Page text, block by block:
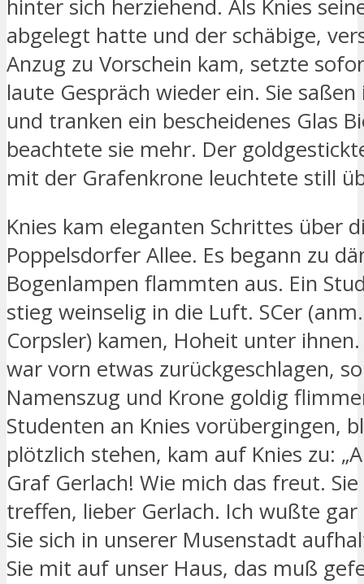
hinter sich herziehend. Als Knies
abgelegt hatte und der schäbige,
Anzug zu Vorschein kam, setzte
laute Gespräch wieder ein. Sie saßen
und tranken ein bescheidenes Glas
beachtete sie mehr. Der
mit der Grafenkrone leuchtete still
Knies kam eleganten Schrittes über
Poppelsdorfer Allee. Es begann zu
Bogenlampen flammten aus. Ein
stieg weinselig in die Luft. SCer
Corpsler) kamen, Hoheit unter
war vorn etwas zurückgeschlagen,
Namenszug und Krone goldig
Studenten an Knies vorübergingen,
plötzlich stehen, kam auf Knies zu:
Graf Gerlach! Wie mich das freut.
treffen, lieber Gerlach. Ich wußte gar
Sie sich in unserer Musenstadt
Sie mit auf unser Haus, das muß